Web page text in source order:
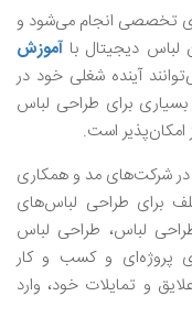
تخصصی انجام می‌‌شود و
لباس دیجیتال با آموزش
آینده شغلی خود در
برای طراحی لباس
امکان‌پذیر است.
شرکت‌های مد و همکاری
برای طراحی لباس‌های
لباس، طراحی لباس
پروژه‌ای و کسب و کار
و تمایلات خود، وارد